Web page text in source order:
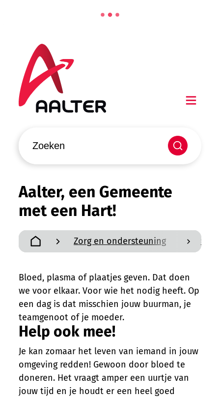
Aalter
Zoeken
Aalter, een Gemeente
met een Hart!
scroll
Startpagina
Zorg en ondersteuning
Bloed, plasma of plaatjes geven. Dat doen
we voor elkaar. Voor wie het nodig heeft. Op
een dag is dat misschien jouw buurman, je
teamgenoot of je moeder.
Help ook mee!
Je kan zomaar het leven van iemand in jouw
omgeving redden! Gewoon door bloed te
doneren. Het vraagt amper een uurtje van
jouw tijd en je houdt er een heel goed